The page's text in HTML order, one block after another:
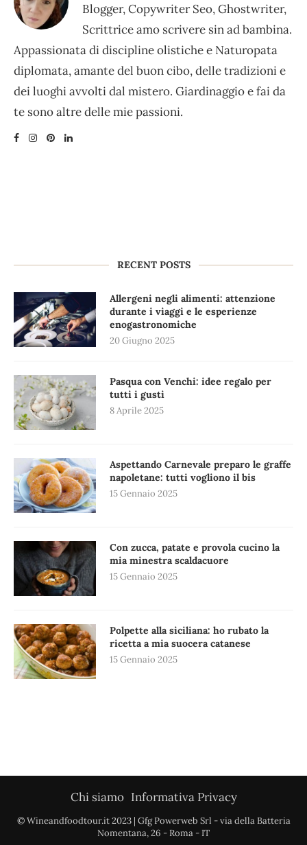
Blogger, Copywriter Seo, Ghostwriter,
Scrittrice amo scrivere sin ad bambina.
Appassionata di discipline olistiche e Naturopata
diplomata, amante del buon cibo, delle tradizioni e
dei luoghi avvolti dal mistero. Giardinaggio e fai da
te sono altre delle mie passioni.
RECENT POSTS
Allergeni negli alimenti: attenzione
durante i viaggi e le esperienze
enogastronomiche
20 Giugno 2025
Pasqua con Venchi: idee regalo per
tutti i gusti
8 Aprile 2025
Aspettando Carnevale preparo le graffe
napoletane: tutti vogliono il bis
15 Gennaio 2025
Con zucca, patate e provola cucino la
mia minestra scaldacuore
15 Gennaio 2025
Polpette alla siciliana: ho rubato la
ricetta a mia suocera catanese
15 Gennaio 2025
Chi siamo Informativa Privacy
© Wineandfoodtour.it 2023 | Gfg Powerweb Srl - via della Batteria
Nomentana, 26 - Roma - IT